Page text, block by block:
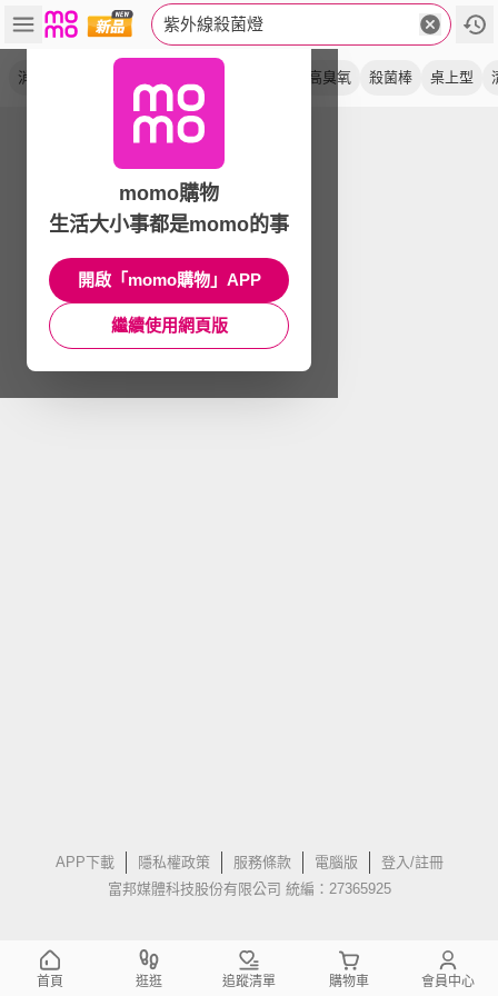
紫外線殺菌燈
消毒燈 高臭氧 殺菌棒 桌上型
APP下載 隱私權政策 服務條款 電腦版
登入/註冊
富邦媒體科技股份有限公司 統編：27365925
momo購物
生活大小事都是momo的事
開啟「momo購物」APP
繼續使用網頁版
首頁 逛逛 追蹤清單 購物車 會員中心